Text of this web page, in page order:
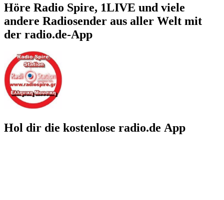
Höre Radio Spire, 1LIVE und viele
andere Radiosender aus aller Welt mit
der radio.de-App
Hol dir die kostenlose radio.de App